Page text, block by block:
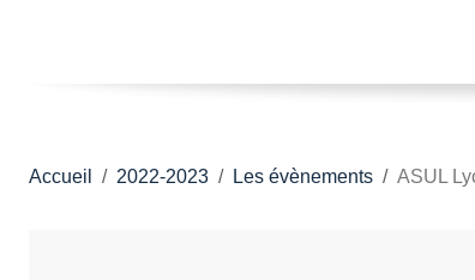
Accueil 2022-2023 Les évènements ASUL